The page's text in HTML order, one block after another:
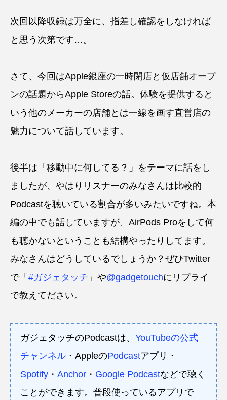
次回以降収録は万全に、指差し確認をしなければ
と思う次第です…。
さて、今回はApple銀座の一時閉店と仮店舗オープ
ンの話題からApple Storeの話。体験を提供すると
いう他のメーカーの店舗とは一線を画す直営店の
魅力について話しています。
後半は「移動中に何してる？」をテーマに話をし
ましたが、やはりリスナーのみなさんは比較的
Podcastを聴いている割合が多いみたいですね。本
編の中でも話していますが、AirPods Proをして何
も聴かないということも結構やったりしてます。
みなさんはどうしているでしょうか？ぜひTwitter
で「 #ガジェタッチ 」や@gadgetouchにリプライ
で教えてださい。
ガジェタッチのPodcastは、 YouTubeの公式
チャンネル ・AppleのPodcastアプリ・
Spotify ・ Anchor ・ Google Podcastなどで聴く
ことができます。普段使っているアプリで